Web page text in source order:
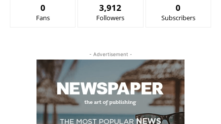
0
Fans
3,912
Followers
0
Subscribers
- Advertisement -